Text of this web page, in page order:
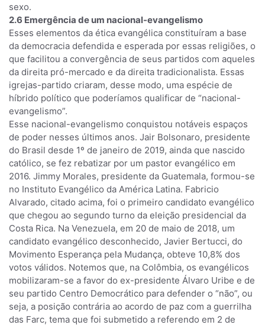
sexo.
2.6 Emergência de um nacional-evangelismo
Esses elementos da ética evangélica constituíram a base
da democracia defendida e esperada por essas religiões, o
que facilitou a convergência de seus partidos com aqueles
da direita pró-mercado e da direita tradicionalista. Essas
igrejas-partido criaram, desse modo, uma espécie de
híbrido político que poderíamos qualificar de “nacional-
evangelismo”.
Esse nacional-evangelismo conquistou notáveis espaços
de poder nesses últimos anos. Jair Bolsonaro, presidente
do Brasil desde 1º de janeiro de 2019, ainda que nascido
católico, se fez rebatizar por um pastor evangélico em
2016. Jimmy Morales, presidente da Guatemala, formou-se
no Instituto Evangélico da América Latina. Fabricio
Alvarado, citado acima, foi o primeiro candidato evangélico
que chegou ao segundo turno da eleição presidencial da
Costa Rica. Na Venezuela, em 20 de maio de 2018, um
candidato evangélico desconhecido, Javier Bertucci, do
Movimento Esperança pela Mudança, obteve 10,8% dos
votos válidos. Notemos que, na Colômbia, os evangélicos
mobilizaram-se a favor do ex-presidente Álvaro Uribe e de
seu partido Centro Democrático para defender o “não”, ou
seja, a posição contrária ao acordo de paz com a guerrilha
das Farc, tema que foi submetido a referendo em 2 de